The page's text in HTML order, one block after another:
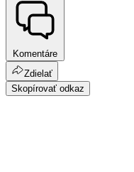
Komentáre
Zdielať
Skopírovať odkaz